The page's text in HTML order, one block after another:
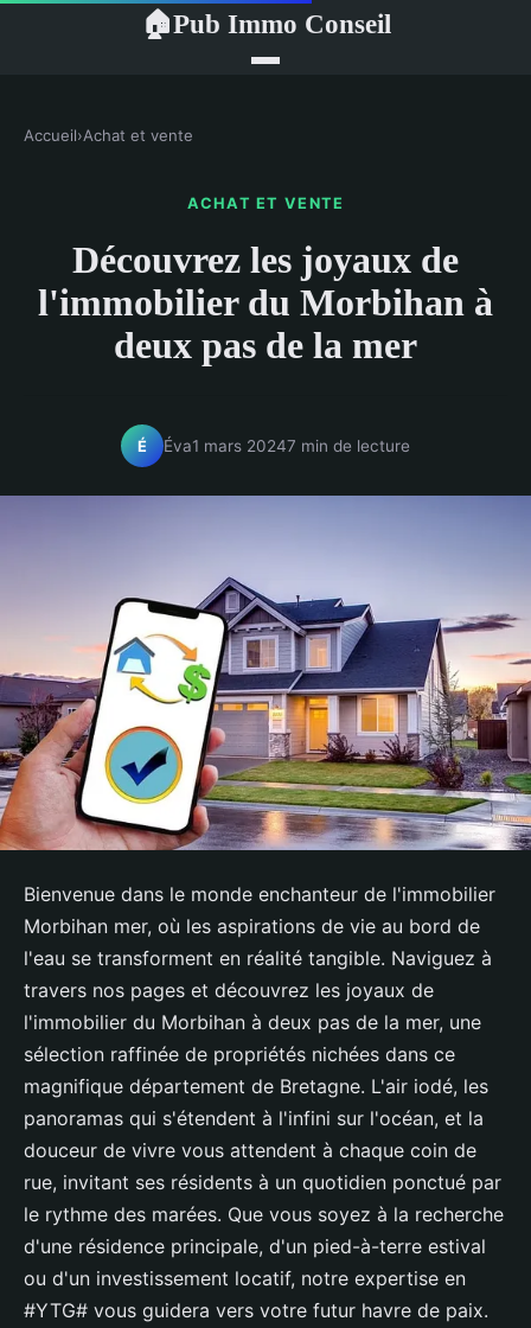
🏠Pub Immo Conseil
Accueil›Achat et vente
ACHAT ET VENTE
Découvrez les joyaux de
l'immobilier du Morbihan à
deux pas de la mer
É Éva1 mars 20247 min de lecture
Bienvenue dans le monde enchanteur de l'immobilier
Morbihan mer, où les aspirations de vie au bord de
l'eau se transforment en réalité tangible. Naviguez à
travers nos pages et découvrez les joyaux de
l'immobilier du Morbihan à deux pas de la mer, une
sélection raffinée de propriétés nichées dans ce
magnifique département de Bretagne. L'air iodé, les
panoramas qui s'étendent à l'infini sur l'océan, et la
douceur de vivre vous attendent à chaque coin de
rue, invitant ses résidents à un quotidien ponctué par
le rythme des marées. Que vous soyez à la recherche
d'une résidence principale, d'un pied-à-terre estival
ou d'un investissement locatif, notre expertise en
#YTG# vous guidera vers votre futur havre de paix.